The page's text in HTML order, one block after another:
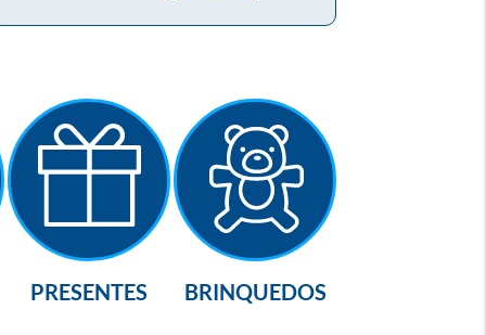
PRESENTES BRINQUEDOS